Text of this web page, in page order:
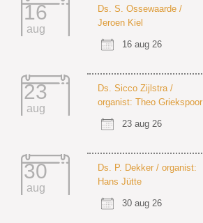
16
aug
Ds. S. Ossewaarde /
Jeroen Kiel
16 aug 26
23
aug
Ds. Sicco Zijlstra /
organist: Theo Griekspoor
23 aug 26
30
aug
Ds. P. Dekker / organist:
Hans Jütte
30 aug 26